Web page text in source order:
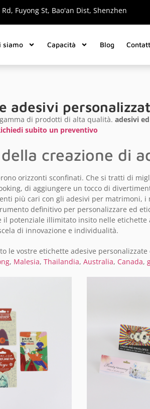
Fuyong St, Bao'an Dist, Shenzhen
siamo Capacità Blog
adesivi
di prodotti di alta qualità. adesivi
subito un preventivo
creazione di
orizzonti sconfinati. Che si tratti di
di aggiungere un tocco di
più cari con gli adesivi per matrimoni,
definitivo per personalizzare ed
il potenziale illimitato insito nelle
di innovazione e individualità.
le vostre etichette adesive
, Malesia, Thailandia, Australia, Canada,